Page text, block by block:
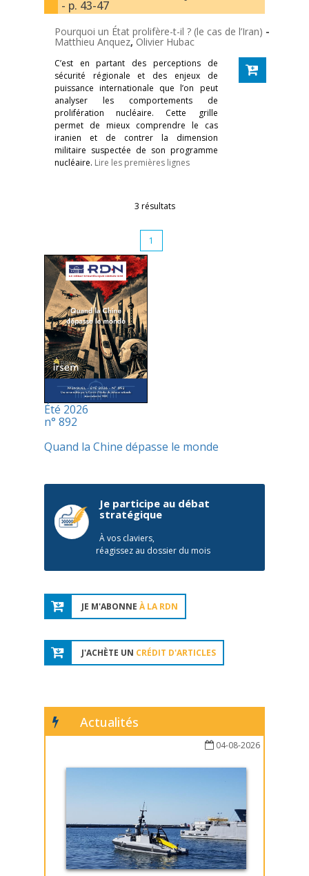
- p. 43-47
Pourquoi un État prolifère-t-il ? (le cas de l’Iran) -
Matthieu Anquez, Olivier Hubac
C’est en partant des perceptions de
sécurité régionale et des enjeux de
puissance internationale que l’on peut
analyser les comportements de
prolifération nucléaire. Cette grille
permet de mieux comprendre le cas
iranien et de contrer la dimension
militaire suspectée de son programme
nucléaire. Lire les premières lignes
3 résultats
1
Été 2026
n° 892
Quand la Chine dépasse le monde
Je participe au débat
stratégique
À vos claviers,
réagissez au dossier du mois
JE M'ABONNE À LA RDN
J'ACHÈTE UN CRÉDIT D'ARTICLES
Actualités
04-08-2026